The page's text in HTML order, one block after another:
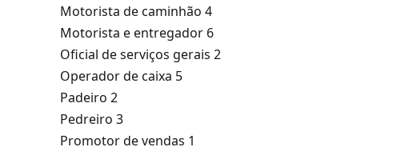
Motorista de caminhão 4
Motorista e entregador 6
Oficial de serviços gerais 2
Operador de caixa 5
Padeiro 2
Pedreiro 3
Promotor de vendas 1